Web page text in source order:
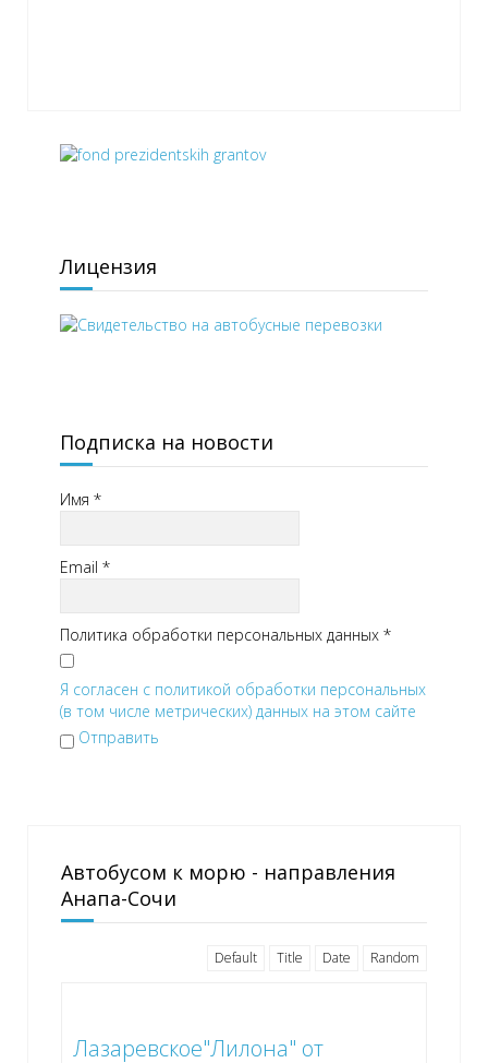
Лицензия
Подписка на новости
Имя *
Email *
Политика обработки персональных данных *
Я согласен с политикой обработки персональных
(в том числе метрических) данных на этом сайте
Отправить
Автобусом к морю - направления
Анапа-Сочи
Default Title Date Random
Лазаревское"Лилона" от